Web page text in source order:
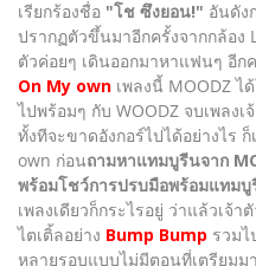
เรียกร้องชื่อ "โช ซึงยอน!" อันดัง
ปรากฏตัวขึ้นมาอีกครั้งจากกล้อง
ตัวค่อยๆ เดินออกมาหาแฟนๆ อีก
On My own เพลงนี้ MOODZ ไ
ไปพร้อมๆ กับ WOODZ จบเพลง
ทั้งทีจะขาดอังกอร์ไปได้อย่างไร
own ก่อนถามหาแทมบูรีนจาก
พร้อมโชว์การปรบมือพร้อมแทม
เพลงเดียวก็กระไรอยู่ ว่าแล้วเจ้า
ไตเติ้ลอย่าง Bump Bump รวมไ
หลายรอบแบบไม่มีตอนที่เตรียมม